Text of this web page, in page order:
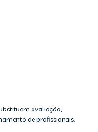
avaliação,
de profissionais.